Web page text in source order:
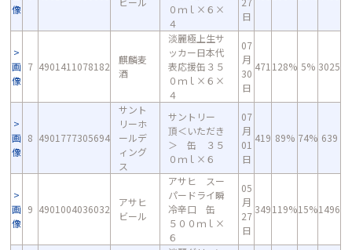
像
０ｍｌ×６×
４
日
画
像
7 4901411078182
麒麟麦
酒
淡麗極上生サ
ッカー日本代
表応援缶３５
０ｍｌ×６×
４
07
月
30
日
471 128% 5% 3025
画
像
8 4901777305694
サント
リーホ
ールデ
ィング
ス
サントリー
頂＜いただき
＞ 缶 ３５
０ｍｌ×６
07
月
01
日
419 89% 74% 639
画
像
9 4901004036032
アサヒ
ビール
アサヒ スー
パードライ瞬
冷辛口 缶
５００ｍｌ×
６
05
月
27
日
349119%15%1496